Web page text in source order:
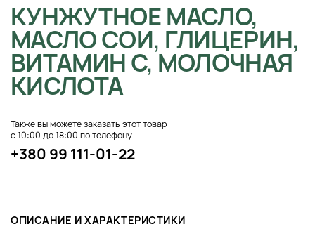
КУНЖУТНОЕ МАСЛО,
МАСЛО СОИ, ГЛИЦЕРИН,
ВИТАМИН С, МОЛОЧНАЯ
КИСЛОТА
Также вы можете заказать этот товар
с 10:00 до 18:00 по телефону
+380 99 111-01-22
ОПИСАНИЕ И ХАРАКТЕРИСТИКИ